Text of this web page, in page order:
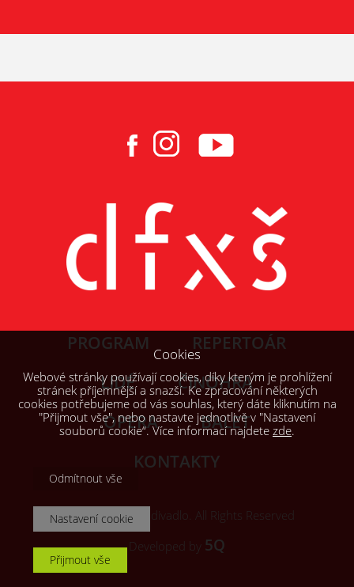
PROGRAM
REPERTOÁR
LIDÉ
ČINOHRA
OPERA
BALET
KONTAKTY
© 2026, Šaldovo divadlo. All Rights Reserved
Developed by 5Q
Cookies
Webové stránky používají cookies, díky kterým je prohlížení
stránek příjemnější a snazší. Ke zpracování některých
cookies potřebujeme od vás souhlas, který dáte kliknutím na
"Přijmout vše", nebo nastavte jednotlivě v "Nastavení
souborů cookie“. Více informací najdete zde.
Odmítnout vše
Nastavení cookie
Přijmout vše